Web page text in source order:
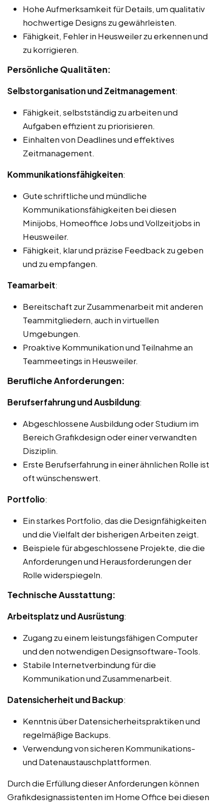
Hohe Aufmerksamkeit für Details, um qualitativ
hochwertige Designs zu gewährleisten.
Fähigkeit, Fehler in Heusweiler zu erkennen und
zu korrigieren.
Persönliche Qualitäten:
Selbstorganisation und Zeitmanagement:
Fähigkeit, selbstständig zu arbeiten und
Aufgaben effizient zu priorisieren.
Einhalten von Deadlines und effektives
Zeitmanagement.
Kommunikationsfähigkeiten:
Gute schriftliche und mündliche
Kommunikationsfähigkeiten bei diesen
Minijobs, Homeoffice Jobs und Vollzeitjobs in
Heusweiler.
Fähigkeit, klar und präzise Feedback zu geben
und zu empfangen.
Teamarbeit:
Bereitschaft zur Zusammenarbeit mit anderen
Teammitgliedern, auch in virtuellen
Umgebungen.
Proaktive Kommunikation und Teilnahme an
Teammeetings in Heusweiler.
Berufliche Anforderungen:
Berufserfahrung und Ausbildung:
Abgeschlossene Ausbildung oder Studium im
Bereich Grafikdesign oder einer verwandten
Disziplin.
Erste Berufserfahrung in einer ähnlichen Rolle ist
oft wünschenswert.
Portfolio:
Ein starkes Portfolio, das die Designfähigkeiten
und die Vielfalt der bisherigen Arbeiten zeigt.
Beispiele für abgeschlossene Projekte, die die
Anforderungen und Herausforderungen der
Rolle widerspiegeln.
Technische Ausstattung:
Arbeitsplatz und Ausrüstung:
Zugang zu einem leistungsfähigen Computer
und den notwendigen Designsoftware-Tools.
Stabile Internetverbindung für die
Kommunikation und Zusammenarbeit.
Datensicherheit und Backup:
Kenntnis über Datensicherheitspraktiken und
regelmäßige Backups.
Verwendung von sicheren Kommunikations-
und Datenaustauschplattformen.
Durch die Erfüllung dieser Anforderungen können
Grafikdesignassistenten im Home Office bei diesen